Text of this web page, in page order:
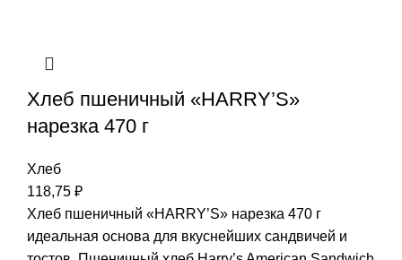
Хлеб пшеничный «HARRY’S»
нарезка 470 г
Хлеб
118,75 ₽
Хлеб пшеничный «HARRY’S» нарезка 470 г
идеальная основа для вкуснейших сандвичей и